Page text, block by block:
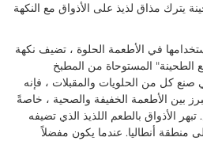
يترك مذاق لذيذ على الأذواق مع النكهة
في الأطعمة الحلوة ، تضيف نكهة
المستوحاة من المطبخ
صنع كل من الحلويات والمقبلات ، فإنه
بين الأطعمة الخفيفة والصحية ، خاصةً
الأذواق بالطعم اللذيذ الذي تضيفه
منطقة أنطاليا. عندما يكون مفضلاً